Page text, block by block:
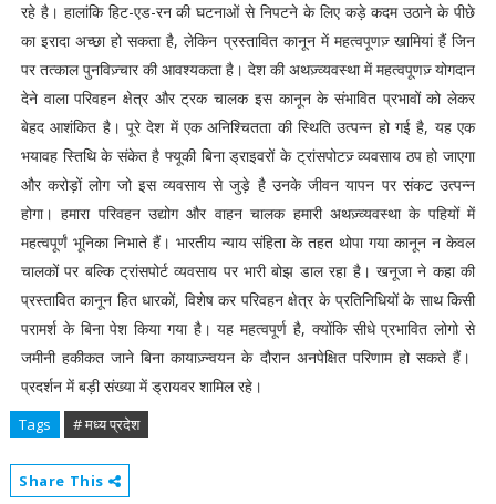
रहे है। हालांकि हिट-एड-रन की घटनाओं से निपटने के लिए कड़े कदम उठाने के पीछे
का इरादा अच्छा हो सकता है, लेकिन प्रस्तावित कानून में महत्वपूणज़् खामियां हैं जिन
पर तत्काल पुनविज़्चार की आवश्यकता है। देश की अथज़्व्यवस्था में महत्वपूणज़् योगदान
देने वाला परिवहन क्षेत्र और ट्रक चालक इस कानून के संभावित प्रभावों को लेकर
बेहद आशंकित है। पूरे देश में एक अनिश्चितता की स्थिति उत्पन्न हो गई है, यह एक
भयावह स्तिथि के संकेत है फ्यूकी बिना ड्राइवरों के ट्रांसपोटज़् व्यवसाय ठप हो जाएगा
और करोड़ों लोग जो इस व्यवसाय से जुड़े है उनके जीवन यापन पर संकट उत्पन्न
होगा। हमारा परिवहन उद्योग और वाहन चालक हमारी अथज़्व्यवस्था के पहियों में
महत्वपूर्णं भूनिका निभाते हैं। भारतीय न्याय संहिता के तहत थोपा गया कानून न केवल
चालकों पर बल्कि ट्रांसपोर्ट व्यवसाय पर भारी बोझ डाल रहा है। खनूजा ने कहा की
प्रस्तावित कानून हित धारकों, विशेष कर परिवहन क्षेत्र के प्रतिनिधियों के साथ किसी
परामर्श के बिना पेश किया गया है। यह महत्वपूर्ण है, क्योंकि सीधे प्रभावित लोगो से
जमीनी हकीकत जाने बिना कायाज़्न्वयन के दौरान अनपेक्षित परिणाम हो सकते हैं।
प्रदर्शन में बड़ी संख्या में ड्रायवर शामिल रहे।
Tags # मध्य प्रदेश
Share This